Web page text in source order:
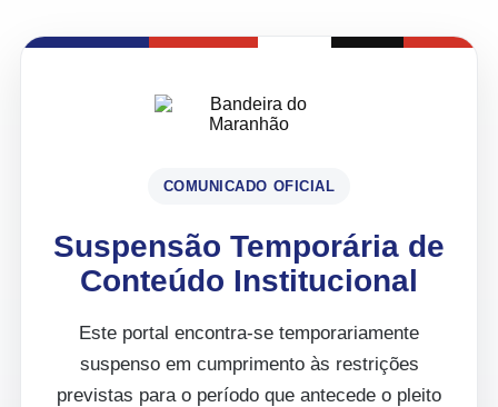
COMUNICADO OFICIAL
Suspensão Temporária de
Conteúdo Institucional
Este portal encontra-se temporariamente
suspenso em cumprimento às restrições
previstas para o período que antecede o pleito